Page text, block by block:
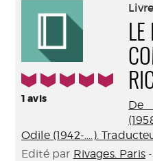
5/5
1avis
De
Odile (1942-....).
Edité par Rivages. Paris-